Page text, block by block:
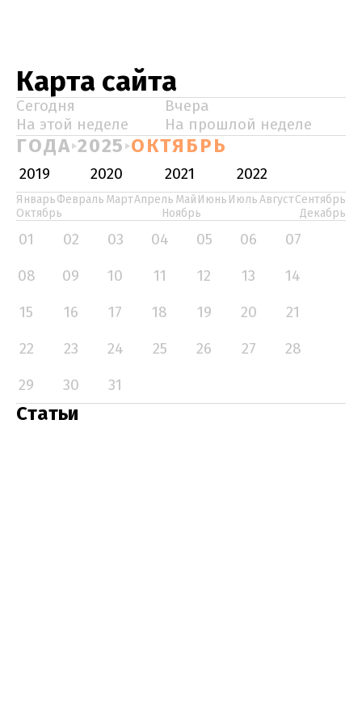
Карта сайта
Сегодня
Вчера
На этой неделе
На прошлой неделе
ГОДА 2025 ОКТЯБРЬ
2019 2020 2021 2022
ЯнварьФевраль МартАпрель Май Июнь ИюльАвгустСентябрь
Октябрь
Ноябрь Декабрь
01 02 03 04 05 06
07
08
09 10 11 12 13
14
15
16 17 18 19 20
21
22
23 24 25 26 27
28
29
30 31
Статьи